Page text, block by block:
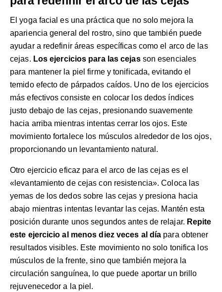
El yoga facial es una práctica que no solo mejora la
apariencia general del rostro, sino que también puede
ayudar a redefinir áreas específicas como el arco de las
cejas. Los ejercicios para las cejasson esenciales
para mantener la piel firme y tonificada, evitando el
temido efecto de párpados caídos. Uno de los ejercicios
más efectivos consiste en colocar los dedos índices
justo debajo de las cejas, presionando suavemente
hacia arriba mientras intentas cerrar los ojos. Este
movimiento fortalece los músculos alrededor de los ojos,
proporcionando un levantamiento natural.
Otro ejercicio eficaz para el arco de las cejas es el
«levantamiento de cejas con resistencia». Coloca las
yemas de los dedos sobre las cejas y presiona hacia
abajo mientras intentas levantar las cejas. Mantén esta
posición durante unos segundos antes de relajar. Repite
este ejercicio al menos diez veces al día para obtener
resultados visibles. Este movimiento no solo tonifica los
músculos de la frente, sino que también mejora la
circulación sanguínea, lo que puede aportar un brillo
rejuvenecedor a la piel.